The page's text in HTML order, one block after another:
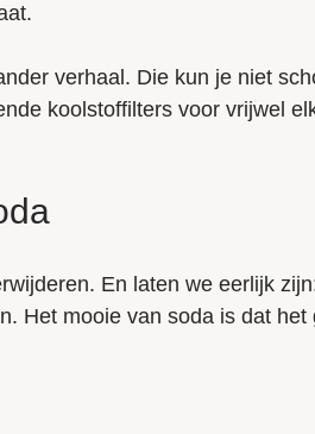
verhaal. Die kun je niet
koolstoffilters voor vrijwel
En laten we eerlijk
Het mooie van soda is dat het